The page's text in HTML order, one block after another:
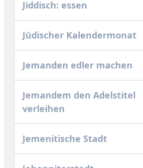
Jiddisch: essen
Jüdischer Kalendermonat
Jemanden edler machen
Jemandem den Adelstitel
verleihen
Jemenitische Stadt